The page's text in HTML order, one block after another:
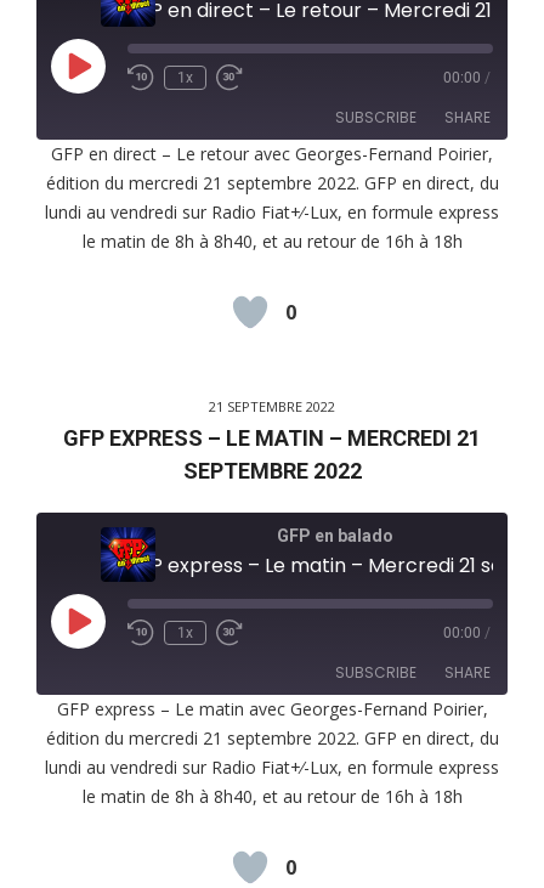
Play
Episode
1x 00:00 /
SUBSCRIBE SHARE
RSS FEED
SHARE
LINK
GFP en direct – Le retour avec Georges-Fernand Poirier,
édition du mercredi 21 septembre 2022. GFP en direct, du
lundi au vendredi sur Radio Fiat+⁄-Lux, en formule express
le matin de 8h à 8h40, et au retour de 16h à 18h
0
21 SEPTEMBRE 2022
GFP EXPRESS – LE MATIN – MERCREDI 21
SEPTEMBRE 2022
GFP en balado
Play
Episode
1x 00:00 /
SUBSCRIBE SHARE
RSS FEED
SHARE
LINK
GFP express – Le matin avec Georges-Fernand Poirier,
édition du mercredi 21 septembre 2022. GFP en direct, du
lundi au vendredi sur Radio Fiat+⁄-Lux, en formule express
le matin de 8h à 8h40, et au retour de 16h à 18h
0